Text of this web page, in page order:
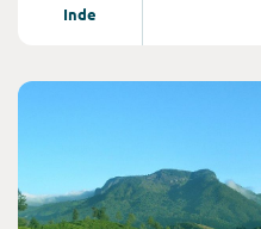
Inde
visites
d’activités
vous tiendra
Consultez l'offre de voyage